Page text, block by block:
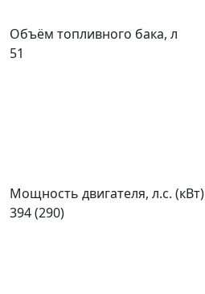
Объём топливного бака, л
51
Мощность двигателя, л.с. (кВт)
394 (290)